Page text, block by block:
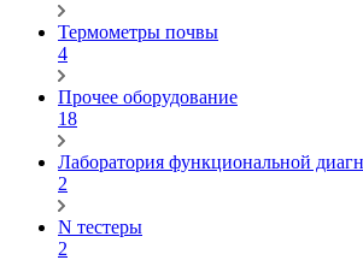
Термометры почвы
4
Прочее оборудование
18
Лаборатория функциональной
2
N тестеры
2